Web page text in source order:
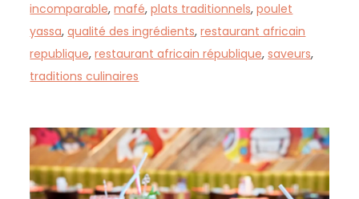
incomparable,mafé,plats traditionnels,poulet
yassa,qualité des ingrédients,restaurant africain
republique,restaurant africain république,saveurs,
traditions culinaires